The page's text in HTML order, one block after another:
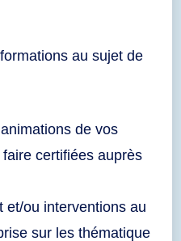
au sujet de
de vos
certifiées auprès
et/ou interventions au
sur les thématique